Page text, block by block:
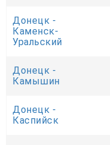
Донецк -
Каменск-
Уральский
Донецк -
Камышин
Донецк -
Каспийск